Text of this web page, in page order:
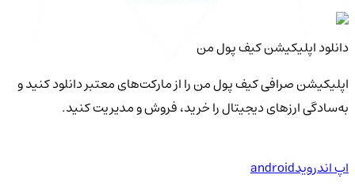
دانلود اپلیکیشن کیف‌ پول من
اپلیکیشن صرافی کیف پول من را از مارکت‌های معتبر دانلود کنید و
به‌سادگی ارزهای دیجیتال را خرید، فروش و مدیریت کنید.
اپ اندرویدandroid